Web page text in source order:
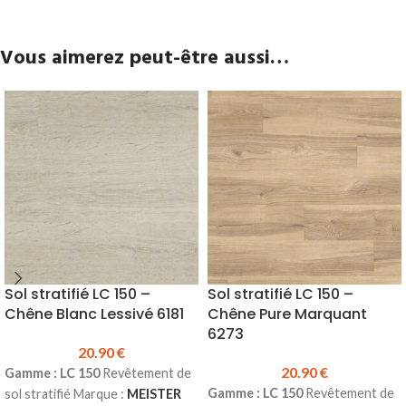
Vous aimerez peut-être aussi…
Sol stratifié LC 150 –
Chêne Blanc Lessivé 6181
20.90€
Gamme : LC 150Revêtement de
sol stratifié Marque : MEISTER
Sol stratifié LC 150 –
Chêne Pure Marquant
6273
20.90€
Gamme : LC 150Revêtement de